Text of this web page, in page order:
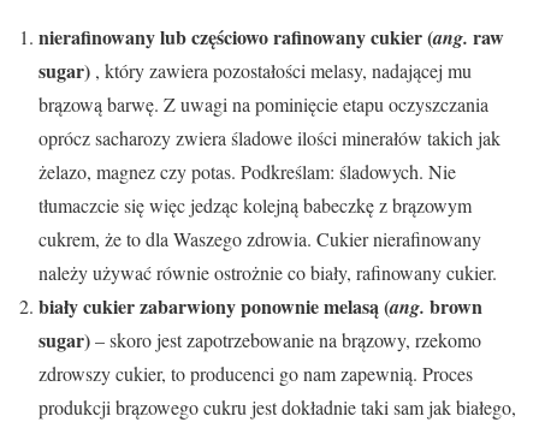
nierafinowany lub częściowo rafinowany cukier (ang. raw
sugar) , który zawiera pozostałości melasy, nadającej mu
brązową barwę. Z uwagi na pominięcie etapu oczyszczania
oprócz sacharozy zwiera śladowe ilości minerałów takich jak
żelazo, magnez czy potas. Podkreślam: śladowych. Nie
tłumaczcie się więc jedząc kolejną babeczkę z brązowym
cukrem, że to dla Waszego zdrowia. Cukier nierafinowany
należy używać równie ostrożnie co biały, rafinowany cukier.
biały cukier zabarwiony ponownie melasą (ang. brown
sugar)– skoro jest zapotrzebowanie na brązowy, rzekomo
zdrowszy cukier, to producenci go nam zapewnią. Proces
produkcji brązowego cukru jest dokładnie taki sam jak białego,